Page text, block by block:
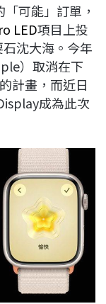
「可能」訂單，
LED項目上投
沈大海。今年
）取消在下
計畫，而近日
成為此次